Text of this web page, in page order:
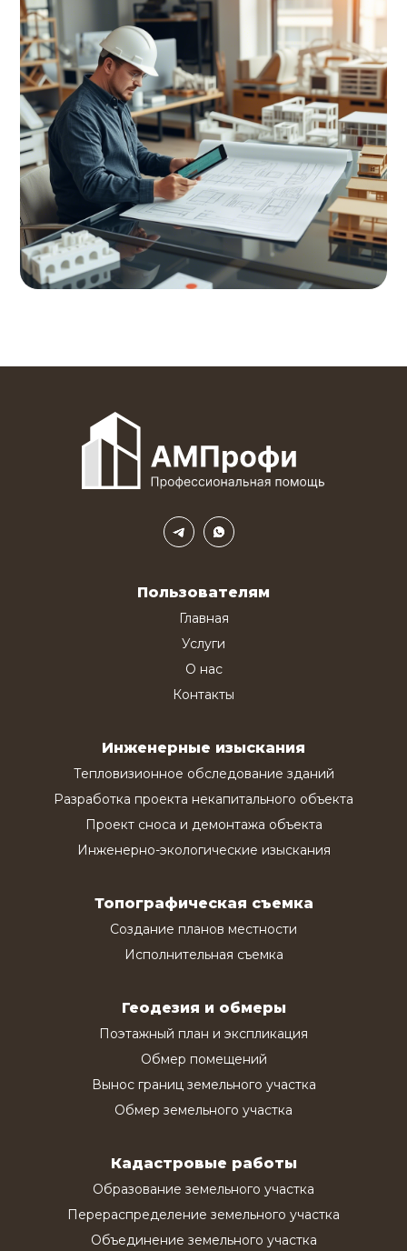
Пользователям
Главная
Услуги
О нас
Контакты
Инженерные изыскания
Тепловизионное обследование зданий
Разработка проекта некапитального объекта
Проект сноса и демонтажа объекта
Инженерно-экологические изыскания
Топографическая съемка
Создание планов местности
Исполнительная съемка
Геодезия и обмеры
Поэтажный план и экспликация
Обмер помещений
Вынос границ земельного участка
Обмер земельного участка
Кадастровые работы
Образование земельного участка
Перераспределение земельного участка
Объединение земельного участка